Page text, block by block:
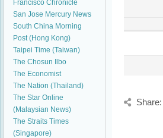
Francisco Chronicle
San Jose Mercury News
South China Morning
Post (Hong Kong)
Taipei Time (Taiwan)
The Chosun Ilbo
The Economist
The Nation (Thailand)
The Star Online
(Malaysian News)
The Straits Times
(Singapore)
Share: